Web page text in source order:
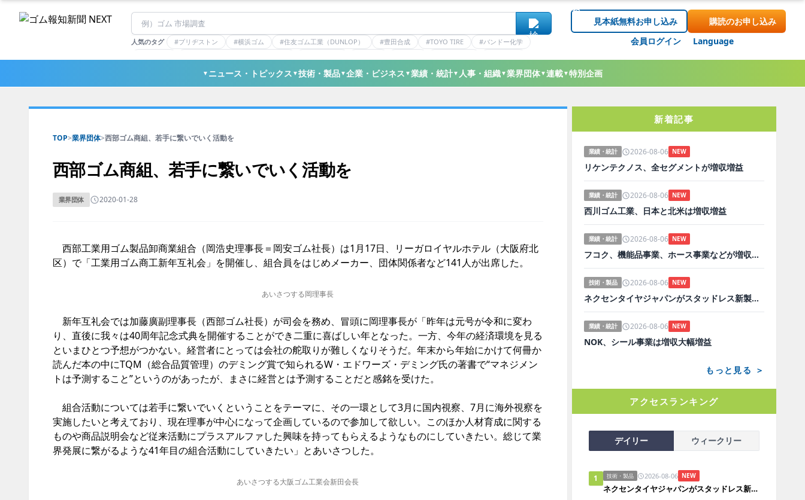
人気のタグ #ブリヂストン #横浜ゴム #住友ゴム工業（DUNLOP） #豊田合成 #TOYO TIRE
#バンドー化学
#東ソー
見本紙無料お申し込み
購読のお申し込み
会員ログイン
Language
▼ ニュース・トピックス ▼技術・製品▼企業・ビジネス ▼業績・統計▼ 人事・組織▼業界団体▼連載▼特別企画
TOP>業界団体>西部ゴム商組、若手に繋いでいく活動を
西部ゴム商組、若手に繋いでいく活動を
業界団体 2020-01-28
西部工業用ゴム製品卸商業組合（岡浩史理事長＝岡安ゴム社長）は1月17日、リーガロイヤルホテル（大阪府北
区）で「工業用ゴム商工新年互礼会」を開催し、組合員をはじめメーカー、団体関係者など141人が出席した。
あいさつする岡理事長
新年互礼会では加藤廣副理事長（西部ゴム社長）が司会を務め、冒頭に岡理事長が「昨年は元号が令和に変わ
り、直後に我々は40周年記念式典を開催することができ二重に喜ばしい年となった。一方、今年の経済環境を見る
といまひとつ予想がつかない。経営者にとっては会社の舵取りが難しくなりそうだ。年末から年始にかけて何冊か
読んだ本の中にTQM（総合品質管理）のデミング賞で知られるW・エドワーズ・デミング氏の著書で“マネジメン
トは予測すること”というのがあったが、まさに経営とは予測することだと感銘を受けた。
組合活動については若手に繋いでいくということをテーマに、その一環として3月に国内視察、7月に海外視察を
実施したいと考えており、現在理事が中心になって企画しているので参加して欲しい。このほか人材育成に関する
ものや商品説明会など従来活動にプラスアルファした興味を持ってもらえるようなものにしていきたい。総じて業
界発展に繋がるような41年目の組合活動にしていきたい」とあいさつした。
あいさつする大阪ゴム工業会新田会長
新着記事
業績・統計 2026-08-06 NEW
リケンテクノス、全セグメントが増収増益
業績・統計 2026-08-06 NEW
西川ゴム工業、日本と北米は増収増益
業績・統計 2026-08-06 NEW
フコク、機能品事業、ホース事業などが増収増益
技術・製品 2026-08-06 NEW
ネクセンタイヤジャパンがスタッドレス新製品、日本市場にらみ開発
業績・統計 2026-08-06 NEW
NOK、シール事業は増収大幅増益
もっと見る ＞
アクセスランキング
デイリー ウィークリー
1 技術・製品 2026-08-06 NEW
ネクセンタイヤジャパンがスタッドレス新製品、日本市場にらみ開発